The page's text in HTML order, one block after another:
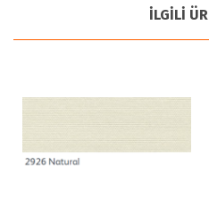
İLGİLİ